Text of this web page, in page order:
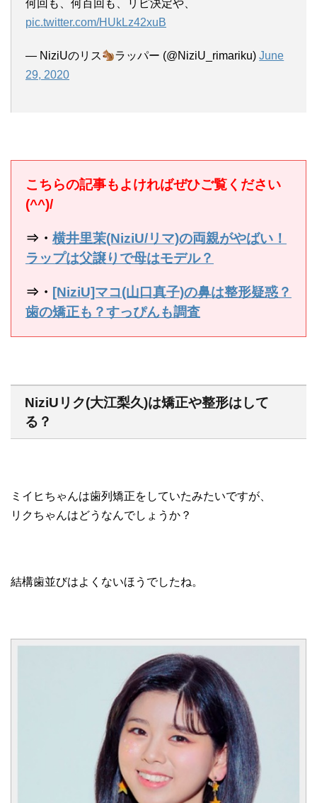
何回も、何百回も、リピ決定や、
pic.twitter.com/HUkLz42xuB
— NiziUのリス ラッパー (@NiziU_rimariku)June
29, 2020
こちらの記事もよければぜひご覧ください
(^^)/
⇒・ 横井里茉(NiziU/リマ)の両親がやばい！
ラップは父譲りで母はモデル？
⇒・ [NiziU]マコ(山口真子)の鼻は整形疑惑？
歯の矯正も？すっぴんも調査
NiziUリク(大江梨久)は矯正や整形はして
る？
ミイヒちゃんは歯列矯正をしていたみたいですが、
リクちゃんはどうなんでしょうか？
結構歯並びはよくないほうでしたね。